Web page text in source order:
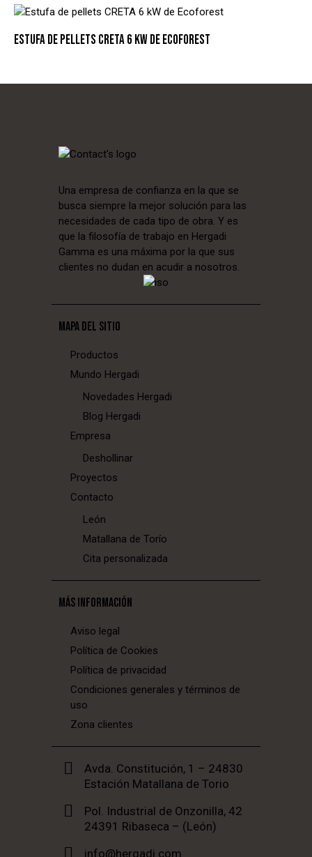
ESTUFA DE PELLETS CRETA 6 KW DE ECOFOREST
Una empresa de confianza en la que se
busca siempre la mejor solución para las
necesidades de cada tipo de obra. Y es
que la filosofía de trabajo en Hergadi
Gamma es una máxima por la que sus
clientes no dudan en acudir a nosotros.
MAPA DEL SITIO
Productos
Mundo Hergadi
Novedades Hergadi
Blog Hergadi
Empresa
Deshollinar
Proyectos
Contacto
León
Matallana de Torío
Cita personalizada
MÁS INFORMACIÓN
Aviso legal
Política de Cookies
Política de privacidad
Condiciones generales y términos de
uso
Zona clientes
Avda. Constitución, 1 – 24830
Estación Matallana de Torio
Pol. Industrial de Onzonilla, 42
24391 Ribaseca – (León)
info@hergadi.com